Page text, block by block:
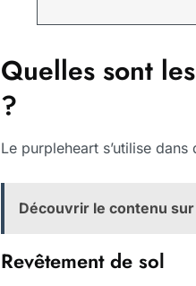
Quelles sont
?
Le purpleheart s’utilise
Découvrir le contenu sur
Revêtement de sol